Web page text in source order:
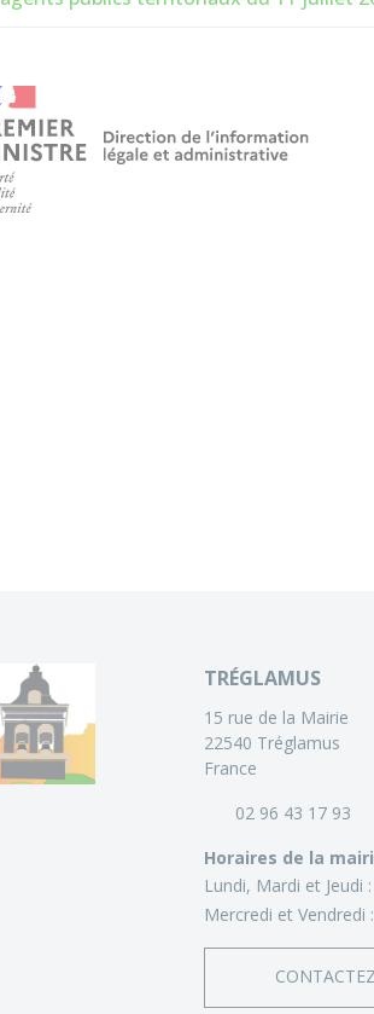
TRÉGLAMUS
15 rue de la Mairie
22540 Tréglamus
France
02 96 43 17 93
Horaires de la
Lundi, Mardi et Jeudi :
Mercredi et Vendredi :